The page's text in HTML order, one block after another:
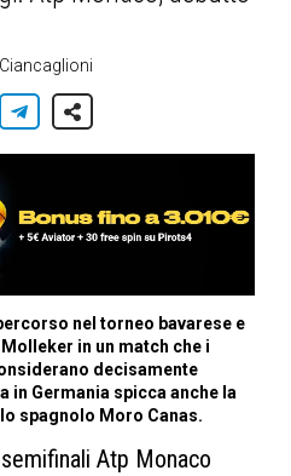
nel torneo bavarese e
in un match che i
decisamente
in Germania spicca anche la
spagnolo Moro Canas.
Atp Monaco